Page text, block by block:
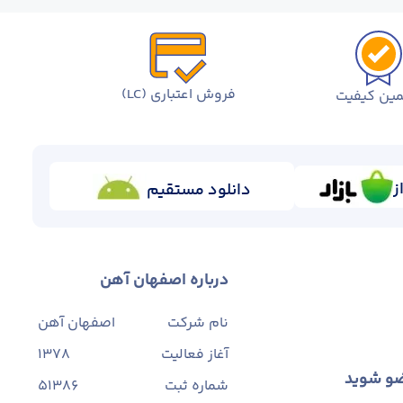
کیفیت فروش اعتباری (LC)
دانلود مستقیم
شوید
درباره اصفهان آهن
نام شرکت
اصفهان آهن
آغاز فعالیت
1378
شماره ثبت
۵۱۳۸۶